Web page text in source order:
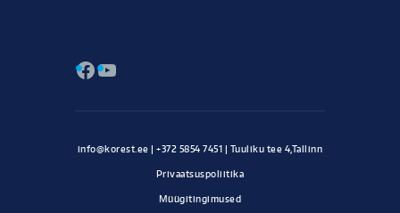
Facebook
YouTube
Privaatsuspoliitika
Müügitingimused